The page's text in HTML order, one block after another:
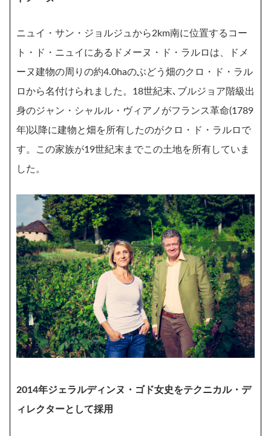
ニュイ・サン・ジョルジュから2km南に位置するコー
ト・ド・ニュイにあるドメーヌ・ド・ラルロは、ドメ
ーヌ建物の周りの約4.0haのぶどう畑のクロ・ド・ラル
ロから名付けられました。18世紀末､ブルジョア階級出
身のジャン・シャルル・ヴィアノがフランス革命(1789
年)以降に建物と畑を所有したのがクロ・ド・ラルロで
す。この家族が19世紀末までこの土地を所有していま
した。
2014年ジェラルディンヌ・ゴド女史をテクニカル・デ
ィレクターとして採用